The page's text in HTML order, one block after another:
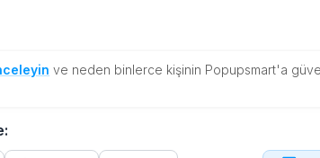
ve neden binlerce kişinin Popupsmart'a